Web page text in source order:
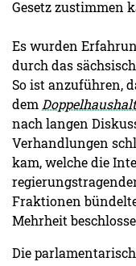
Gesetz zustimmen
Es wurden
durch das
So ist anzuführen,
dem Doppelhaushalt
nach langen
Verhandlungen
kam, welche die
Fraktionen
Mehrheit
Die